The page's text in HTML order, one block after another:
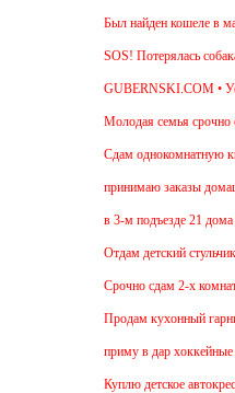
Был найден кошеле в машине
SOS! Потерялась собака.
GUBERNSKI.COM •
Молодая семья срочно
Cдам однокомнатную
принимаю заказы домашние
в 3-м подъезде 21 дома (на
Отдам детский стульчик для
Срочно сдам 2-х комнатную
Продам кухонный гарнитур.
приму в дар хоккейные
Куплю детское автокресло,